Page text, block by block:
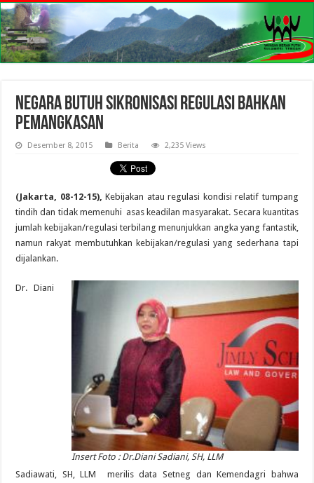
Negara Butuh Sikronisasi Regulasi bahkan
Pemangkasan
Desember 8, 2015 Berita 2,235 Views
(Jakarta, 08-12-15), Kebijakan atau regulasi kondisi relatif tumpang
tindih dan tidak memenuhi asas keadilan masyarakat. Secara kuantitas
jumlah kebijakan/regulasi terbilang menunjukkan angka yang fantastik,
namun rakyat membutuhkan kebijakan/regulasi yang sederhana tapi
dijalankan.
Insert Foto : Dr.Diani Sadiani, SH, LLM
Dr. Diani
Sadiawati, SH, LLM merilis data Setneg dan Kemendagri bahwa